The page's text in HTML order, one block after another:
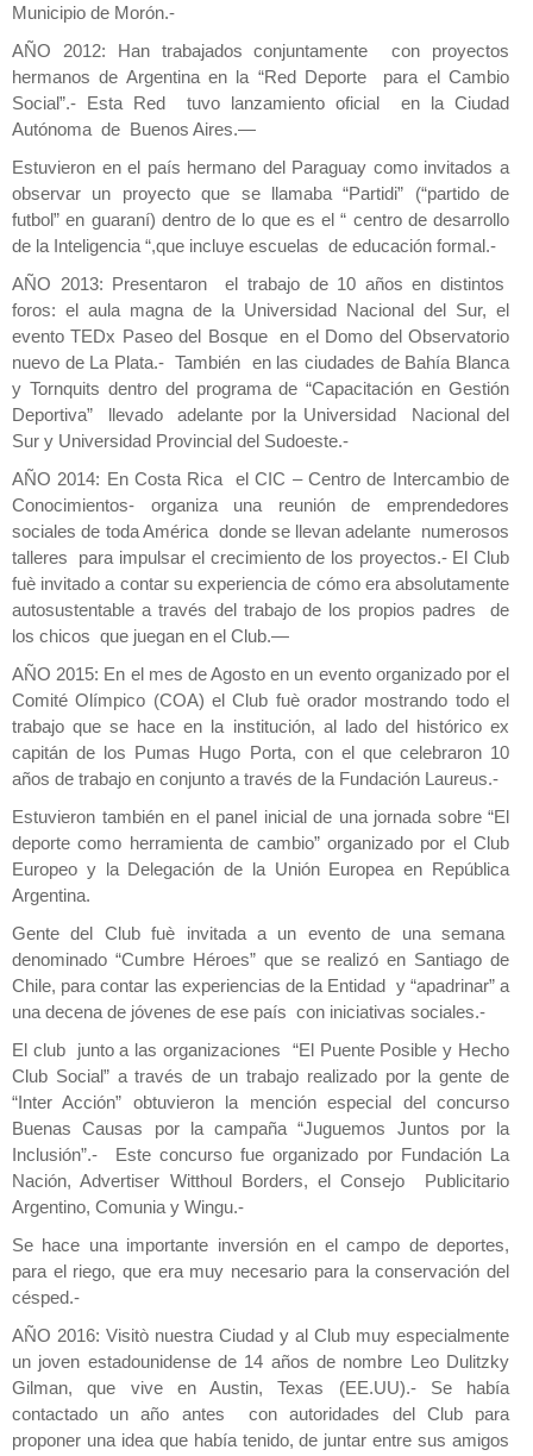
Municipio de Morón.-
AÑO 2012: Han trabajados conjuntamente con proyectos
hermanos de Argentina en la “Red Deporte para el Cambio
Social”.- Esta Red tuvo lanzamiento oficial en la Ciudad
Autónoma de Buenos Aires.—
Estuvieron en el país hermano del Paraguay como invitados a
observar un proyecto que se llamaba “Partidi” (“partido de
futbol” en guaraní) dentro de lo que es el “ centro de desarrollo
de la Inteligencia “,que incluye escuelas de educación formal.-
AÑO 2013: Presentaron el trabajo de 10 años en distintos
foros: el aula magna de la Universidad Nacional del Sur, el
evento TEDx Paseo del Bosque en el Domo del Observatorio
nuevo de La Plata.- También en las ciudades de Bahía Blanca
y Tornquits dentro del programa de “Capacitación en Gestión
Deportiva” llevado adelante por la Universidad Nacional del
Sur y Universidad Provincial del Sudoeste.-
AÑO 2014: En Costa Rica el CIC – Centro de Intercambio de
Conocimientos- organiza una reunión de emprendedores
sociales de toda América donde se llevan adelante numerosos
talleres para impulsar el crecimiento de los proyectos.- El Club
fuè invitado a contar su experiencia de cómo era absolutamente
autosustentable a través del trabajo de los propios padres de
los chicos que juegan en el Club.—
AÑO 2015: En el mes de Agosto en un evento organizado por el
Comité Olímpico (COA) el Club fuè orador mostrando todo el
trabajo que se hace en la institución, al lado del histórico ex
capitán de los Pumas Hugo Porta, con el que celebraron 10
años de trabajo en conjunto a través de la Fundación Laureus.-
Estuvieron también en el panel inicial de una jornada sobre “El
deporte como herramienta de cambio” organizado por el Club
Europeo y la Delegación de la Unión Europea en República
Argentina.
Gente del Club fuè invitada a un evento de una semana
denominado “Cumbre Héroes” que se realizó en Santiago de
Chile, para contar las experiencias de la Entidad y “apadrinar” a
una decena de jóvenes de ese país con iniciativas sociales.-
El club junto a las organizaciones “El Puente Posible y Hecho
Club Social” a través de un trabajo realizado por la gente de
“Inter Acción” obtuvieron la mención especial del concurso
Buenas Causas por la campaña “Juguemos Juntos por la
Inclusión”.- Este concurso fue organizado por Fundación La
Nación, Advertiser Witthoul Borders, el Consejo Publicitario
Argentino, Comunia y Wingu.-
Se hace una importante inversión en el campo de deportes,
para el riego, que era muy necesario para la conservación del
césped.-
AÑO 2016: Visitò nuestra Ciudad y al Club muy especialmente
un joven estadounidense de 14 años de nombre Leo Dulitzky
Gilman, que vive en Austin, Texas (EE.UU).- Se había
contactado un año antes con autoridades del Club para
proponer una idea que había tenido, de juntar entre sus amigos